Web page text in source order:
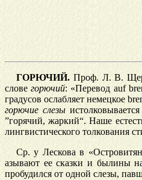
ГОРЮЧИЙ.Проф. Л. В.
словегорючий: «Перевод auf
градусов ослабляет немецкое
горючие слезы
”горячий, жаркий“. Наше
лингвистического толкования
Ср. у Лескова в
азывают ее сказки и былины
пробудился от одной слезы,